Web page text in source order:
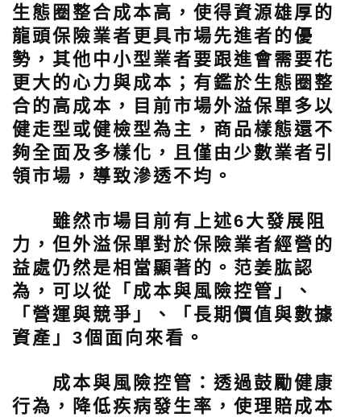
生態圈整合成本高，使得資源雄厚的
龍頭保險業者更具市場先進者的優
勢，其他中小型業者要跟進會需要花
更大的心力與成本；有鑑於生態圈整
合的高成本，目前市場外溢保單多以
健走型或健檢型為主，商品樣態還不
夠全面及多樣化，且僅由少數業者引
領市場，導致滲透不均。
雖然市場目前有上述6大發展阻
力，但外溢保單對於保險業者經營的
益處仍然是相當顯著的。范姜肱認
為，可以從「成本與風險控管」、
「營運與競爭」、「長期價值與數據
資產」3個面向來看。
成本與風險控管：透過鼓勵健康
行為，降低疾病發生率，使理賠成本